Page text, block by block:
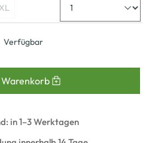
Verfügbar
Warenkorb
in 1–3 Werktagen